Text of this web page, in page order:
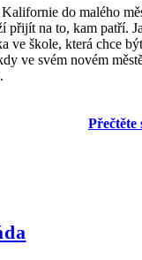
do malého
přijít na to, kam patří.
ve škole, která chce být
ve svém novém
Přečtěte